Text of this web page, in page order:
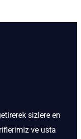
sizlere en
ve usta